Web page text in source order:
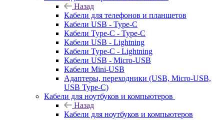
Назад
Кабели для телефонов и планшетов
Кабели USB - Type-C
Кабели Type-C - Type-C
Кабели USB - Lightning
Кабели Type-C - Lightning
Кабели USB - Micro-USB
Кабели Mini-USB
Адаптеры, переходники (USB, Micro-USB,
USB Type-C)
Кабели для ноутбуков и компьютеров
Назад
Кабели для ноутбуков и компьютеров